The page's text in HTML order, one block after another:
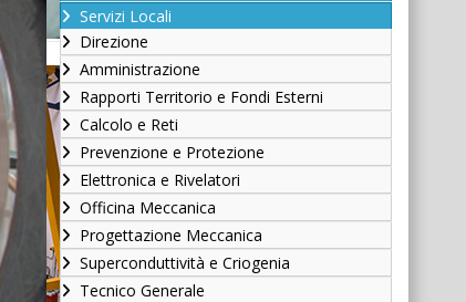
Servizi Locali
Direzione
Amministrazione
Rapporti Territorio e Fondi Esterni
Calcolo e Reti
Prevenzione e Protezione
Elettronica e Rivelatori
Officina Meccanica
Progettazione Meccanica
Superconduttività e Criogenia
Tecnico Generale